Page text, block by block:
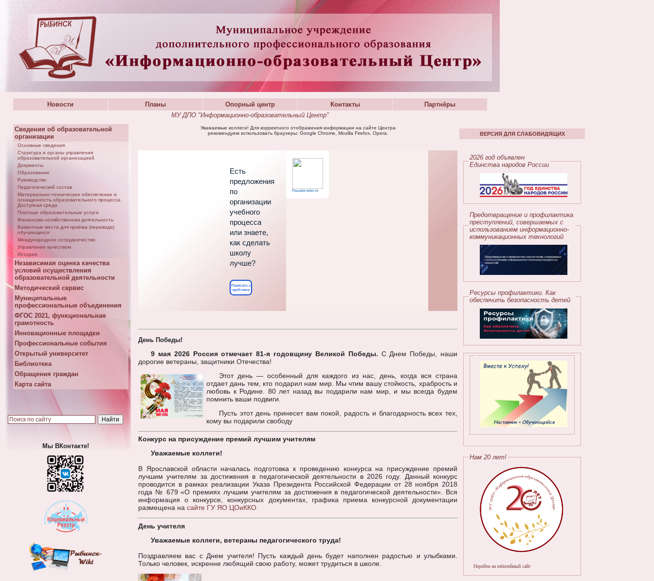
Новости Планы Опорный центр Контакты
Партнёры
МУ ДПО "Информационно-образовательный Центр"
Сведения об образовательной
организации
Основные сведения
Структура и органы управления
образовательной организацией
Документы
Образование
Руководство
Педагогический состав
Материально-техническое обеспечение и
оснащенность образовательного процесса.
Доступная среда
Платные образовательные услуги
Финансово-хозяйственная деятельность
Вакантные места для приёма (перевода)
обучающихся
Международное сотрудничество
Управление качеством
История
Независимая оценка качества
условий осуществления
образовательной деятельности
Методический сервис
Муниципальные
профессиональные объединения
ФГОС 2021, функциональная
грамотность
Инновационные площадки
Профессиональные события
Открытый университет
Библиотека
Обращения граждан
Карта сайта
Мы ВКонтакте!
Уважаемые коллеги! Для корректного отображения информации на сайте Центра
рекомендуем использовать браузеры: Google Chrome, Mozilla Firefox, Opera.
Решаем вместе
Есть
предложения
по
организации
учебного
процесса
или знаете,
как сделать
школу
лучше?
Написать о
проблеме
День Победы!
9 мая 2026 Россия отмечает 81-я годовщину Великой Победы. С Днем Победы, наши
дорогие ветераны, защитники Отечества!
Этот день — особенный для каждого из нас, день, когда вся страна
отдает дань тем, кто подарил нам мир. Мы чтим вашу стойкость, храбрость и
любовь к Родине. 80 лет назад вы подарили нам мир, и мы всегда будем
помнить ваши подвиги.
Пусть этот день принесет вам покой, радость и благодарность всех тех,
кому вы подарили свободу
Конкурс на присуждение премий лучшим учителям
Уважаемые коллеги!
В Ярославской области началась подготовка к проведению конкурса на присуждение премий
лучшим учителям за достижения в педагогической деятельности в 2026 году. Данный конкурс
проводится в рамках реализации Указа Президента Российской Федерации от 28 ноября 2018
года № 679 «О премиях лучшим учителям за достижения в педагогической деятельности». Вся
информация о конкурсе, конкурсных документах, графика приема конкурсной документации
размещена на сайте ГУ ЯО ЦОиККО
День учителя
Уважаемые коллеги, ветераны педагогического труда!
Поздравляем вас с Днем учителя! Пусть каждый день будет наполнен радостью и улыбками.
Только человек, искренне любящий свою работу, может трудиться в школе.
ВЕРСИЯ ДЛЯ СЛАБОВИДЯЩИХ
2026 год объявлен
Единства народов России
Предотвращение и профилактика
преступлений, совершаемых с
использованием информационно-
коммуникационных технологий
Ресурсы профилактики. Как
обеспечить безопасность детей
Нам 20 лет!
Перейти на юбилейный сайт